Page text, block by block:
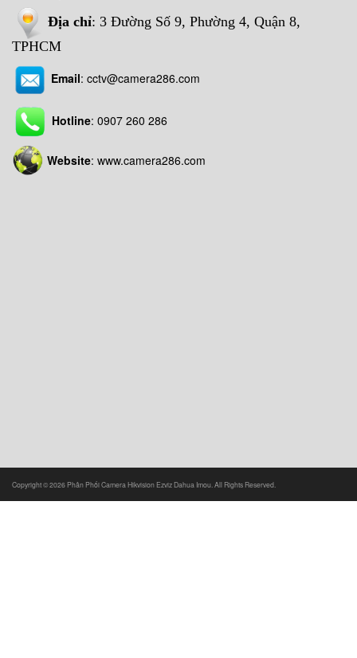
Địa chỉ: 3 Đường Số 9, Phường 4, Quận 8,
TPHCM
Email: cctv@camera286.com
Hotline: 0907 260 286
Website: www.camera286.com
Copyright © 2026 Phân Phối Camera Hikvision Ezviz Dahua Imou. All Rights Reserved.